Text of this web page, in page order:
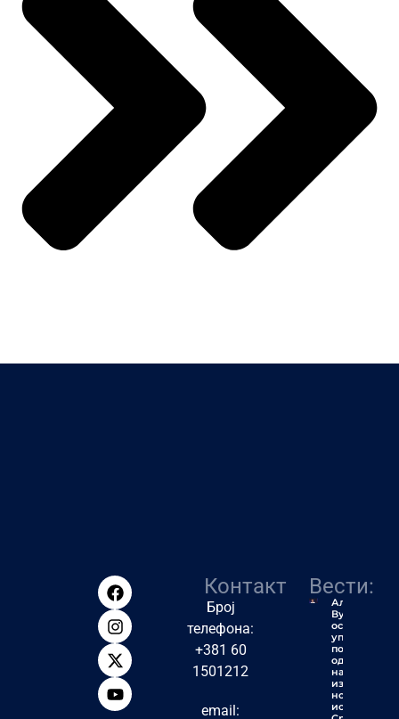
Контакт
Број
телефона:
+381 60
1501212
email:
Вести:
Алексић:
Вучић ће
остати
упамћен
по једној
од
највећих
издаја у
новијој
историји